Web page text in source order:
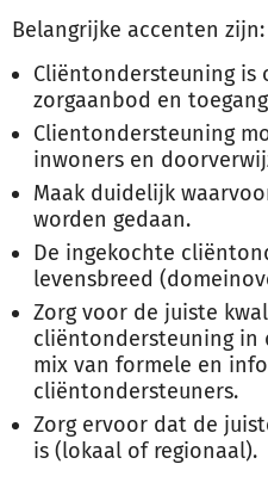
Belangrijke accenten zijn:
Cliëntondersteuning is
zorgaanbod en
Clientondersteuning
inwoners en
Maak duidelijk
worden gedaan.
De ingekochte
levensbreed
Zorg voor de juiste
cliëntondersteuning in
mix van formele en
cliëntondersteuners.
Zorg ervoor dat de
is (lokaal of regionaal).